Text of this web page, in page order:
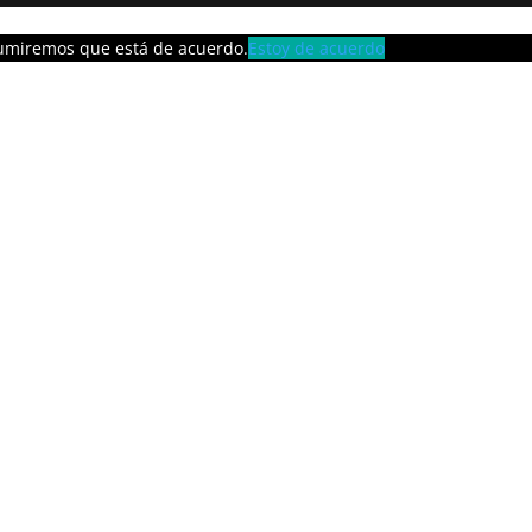
que está de acuerdo.Estoy de acuerdo